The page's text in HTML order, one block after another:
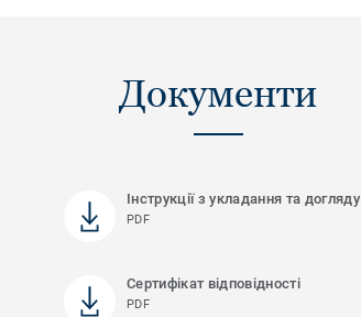
Документи
Інструкції з укладання та догляду
PDF
Сертифікат відповідності
PDF